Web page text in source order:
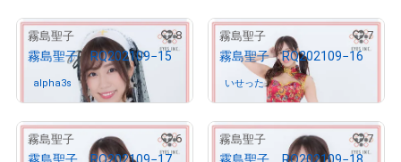
霧島聖子 8
霧島聖子 RQ202109−15
alpha3s さんが保有中
霧島聖子 7
霧島聖子 RQ202109−16
いせったさんが保有中
霧島聖子 6 霧島聖子 7